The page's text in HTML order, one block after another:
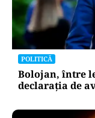
POLITICĂ
Bolojan, între
declarația de